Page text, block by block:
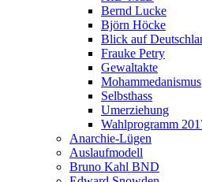
Bernd Lucke
Björn Höcke
Blick auf
Frauke Petry
Gewaltakte
Mohammedanismus
Selbsthass
Umerziehung
Wahlprogramm
Anarchie-Lügen
Auslaufmodell
Bruno Kahl BND